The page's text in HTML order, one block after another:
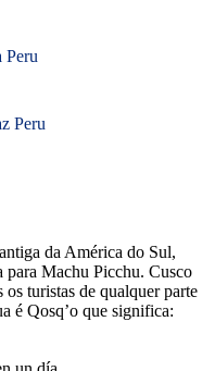
da América do Sul,
para Machu Picchu. Cusco
os turistas de qualquer parte
é Qosq’o que significa: